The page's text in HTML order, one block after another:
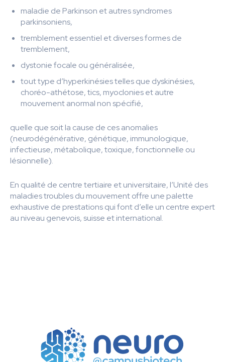
maladie de Parkinson et autres syndromes
parkinsoniens,
tremblement essentiel et diverses formes de
tremblement,
dystonie focale ou généralisée,
tout type d’hyperkinésies telles que dyskinésies,
choréo-athétose, tics, myoclonies et autre
mouvement anormal non spécifié,
quelle que soit la cause de ces anomalies
(neurodégénérative, génétique, immunologique,
infectieuse, métabolique, toxique, fonctionnelle ou
lésionnelle).
En qualité de centre tertiaire et universitaire, l’Unité des
maladies troubles du mouvement offre une palette
exhaustive de prestations qui font d’elle un centre expert
au niveau genevois, suisse et international.